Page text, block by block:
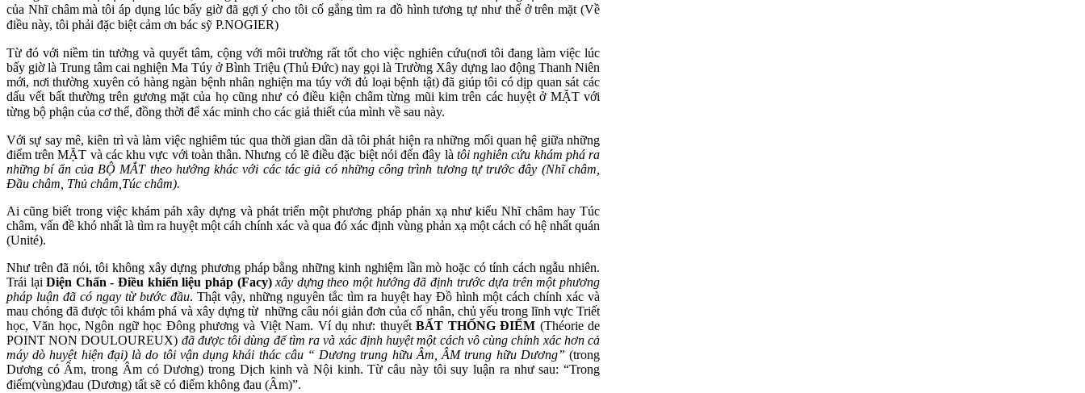
của Nhĩ châm mà tôi áp dụng lúc bấy giờ đã gợi ý cho tôi cố gắng tìm ra đồ hình tương tự như thế ở trên mặt (Về
điều này, tôi phải đặc biệt cảm ơn bác sỹ P.NOGIER)
Từ đó với niềm tin tưởng và quyết tâm, cộng với môi trường rất tốt cho việc nghiên cứu(nơi tôi đang làm việc lúc
bấy giờ là Trung tâm cai nghiện Ma Túy ở Bình Triệu (Thủ Đức) nay gọi là Trường Xây dựng lao động Thanh Niên
mới, nơi thường xuyên có hàng ngàn bệnh nhân nghiện ma túy với đủ loại bệnh tật) đã giúp tôi có dịp quan sát các
dấu vết bất thường trên gương mặt của họ cũng như có điều kiện châm từng mũi kim trên các huyệt ở MẶT với
từng bộ phận của cơ thể, đồng thời để xác minh cho các giả thiết của mình về sau này.
Với sự say mê, kiên trì và làm việc nghiêm túc qua thời gian dần dà tôi phát hiện ra những mối quan hệ giữa những
điểm trên MẶT và các khu vực với toàn thân. Nhưng có lẽ điều đặc biệt nói đến đây là tôi nghiên cứu khám phá ra
những bí ẩn của BỘ MẮT theo hướng khác với các tác giả có những công trình tương tự trước đây (Nhĩ châm,
Đầu châm, Thủ châm,Túc châm).
Ai cũng biết trong việc khám páh xây dựng và phát triển một phương pháp phản xạ như kiểu Nhĩ châm hay Túc
châm, vấn đề khó nhất là tìm ra huyệt một cáh chính xác và qua đó xác định vùng phản xạ một cách có hệ nhất quán
(Unité).
Như trên đã nói, tôi không xây dựng phương pháp bằng những kinh nghiệm lần mò hoặc có tính cách ngẫu nhiên.
Trái lạiDiện Chẩn - Điều khiển liệu pháp (Facy) xây dựng theo một hướng đã định trước dựa trên một phương
pháp luận đã có ngay từ bước đầu. Thật vậy, những nguyên tắc tìm ra huyệt hay Đồ hình một cách chính xác và
mau chóng đã được tôi khám phá và xây dựng từ những câu nói giản đơn của cổ nhân, chủ yếu trong lĩnh vực Triết
học, Văn học, Ngôn ngữ học Đông phương và Việt Nam. Ví dụ như: thuyếtBẤT THỐNG ĐIỂM (Théorie de
POINT NON DOULOUREUX) đã được tôi dùng để tìm ra và xác định huyệt một cách vô cùng chính xác hơn cả
máy dò huyệt hiện đại) là do tôi vận dụng khái thác câu “ Dương trung hữu Âm, ÂM trung hữu Dương” (trong
Dương có Âm, trong Âm có Dương) trong Dịch kinh và Nội kinh. Từ câu này tôi suy luận ra như sau: “Trong
điểm(vùng)đau (Dương) tất sẽ có điểm không đau (Âm)”.